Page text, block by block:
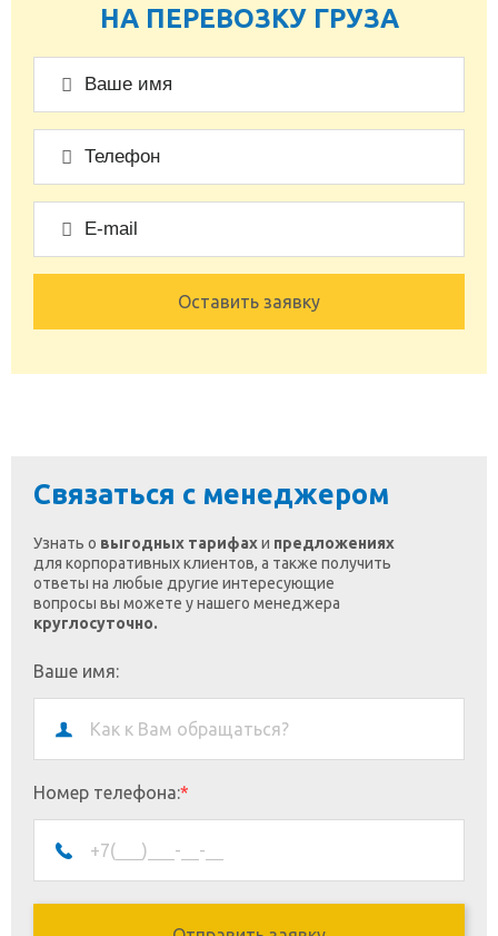
НА ПЕРЕВОЗКУ ГРУЗА
Оставить заявку
Связаться с менеджером
Узнать о выгодных тарифахи предложениях
для корпоративных клиентов, а также получить
ответы на любые другие интересующие
вопросы вы можете у нашего менеджера
круглосуточно.
Ваше имя:
Номер телефона:*